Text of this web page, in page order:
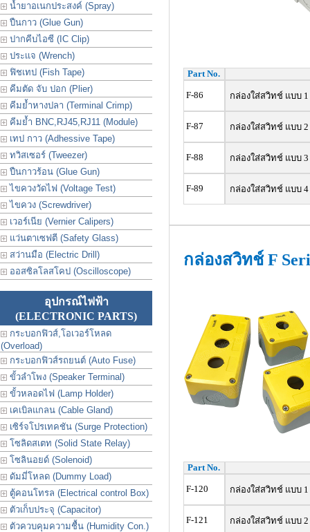
น้ำยาอเนกประสงค์ (Spray)
ปืนกาว (Glue Gun)
ปากคีบไอซี (IC Clip)
ประเเจ (Wrench)
ฟิชเทป (Fish Tape)
คีมตัด จับ ปอก (Plier)
คีมย้ำหางปลา (Terminal Crimp)
คีมย้ำ BNC,RJ45,RJ11 (Module)
เทป กาว (Adhessive Tape)
ทวิสเซอร์ (Tweezer)
ปืนกาวร้อน (Glue Gun)
ไขควงวัดไฟ (Voltage Test)
ไขควง (Screwdriver)
เวอร์เนีย (Vernier Calipers)
แว่นตาเซฟตี (Safety Glass)
สว่านมือ (Electric Drill)
ออสซิลโลสโคป (Oscilloscope)
อุปกรณ์ไฟฟ้า
(ELECTRONIC PARTS)
กระบอกฟิวส์,โอเวอร์โหลด
(Overload)
กระบอกฟิวส์รถยนต์ (Auto Fuse)
ขั้วลำโพง (Speaker Terminal)
ขั้วหลอดไฟ (Lamp Holder)
เคเบิลแกลน (Cable Gland)
เซิร์จโปรเทคชัน (Surge Protection)
โซลิดสเตท (Solid State Relay)
โซลินอยด์ (Solenoid)
ดัมมี่โหลด (Dummy Load)
ตู้คอนโทรล (Electrical control Box)
ตัวเก็บประจุ (Capacitor)
ตัวควบคุมความชื้น (Humidity Con.)
Part No.
F-86 กล่องใส่สวิทช์ แบบ 1
F-87 กล่องใส่สวิทช์ แบบ
F-88 กล่องใส่สวิทช์ แบบ
F-89 กล่องใส่สวิทช์ แบบ
กล่องสวิทช์ F
Part No.
F-120 กล่องใส่สวิทช์ แบบ 1
F-121 กล่องใส่สวิทช์ แบบ